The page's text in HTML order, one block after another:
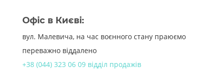
Офіс в Києві:
вул. Малевича, на час воєнного стану праюємо
переважно віддалено
+38 (044) 323 06 09 відділ продажів